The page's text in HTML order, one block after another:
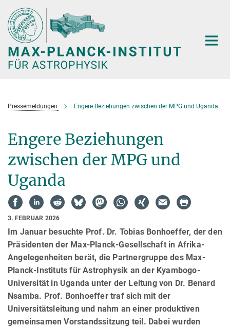
Hauptinhalt
Pressemeldungen Engere Beziehungen zwischen der MPG und Uganda
Engere Beziehungen
zwischen der MPG und
Uganda
3. FEBRUAR 2026
Im Januar besuchte Prof. Dr. Tobias Bonhoeffer, der den
Präsidenten der Max-Planck-Gesellschaft in Afrika-
Angelegenheiten berät, die Partnergruppe des Max-
Planck-Instituts für Astrophysik an der Kyambogo-
Universität in Uganda unter der Leitung von Dr. Benard
Nsamba. Prof. Bonhoeffer traf sich mit der
Universitätsleitung und nahm an einer produktiven
gemeinsamen Vorstandssitzung teil. Dabei wurden